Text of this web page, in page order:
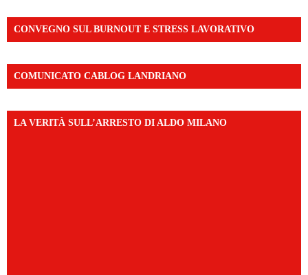
CONVEGNO SUL BURNOUT E STRESS LAVORATIVO
COMUNICATO CABLOG LANDRIANO
LA VERITÀ SULL’ARRESTO DI ALDO MILANO